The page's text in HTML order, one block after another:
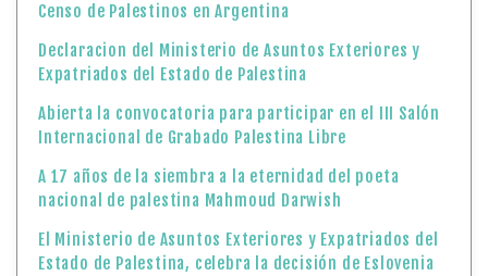
Censo de Palestinos en Argentina
Declaracion del Ministerio de Asuntos Exteriores y
Expatriados del Estado de Palestina
Abierta la convocatoria para participar en el III Salón
Internacional de Grabado Palestina Libre
A 17 años de la siembra a la eternidad del poeta
nacional de palestina Mahmoud Darwish
El Ministerio de Asuntos Exteriores y Expatriados del
Estado de Palestina, celebra la decisión de Eslovenia